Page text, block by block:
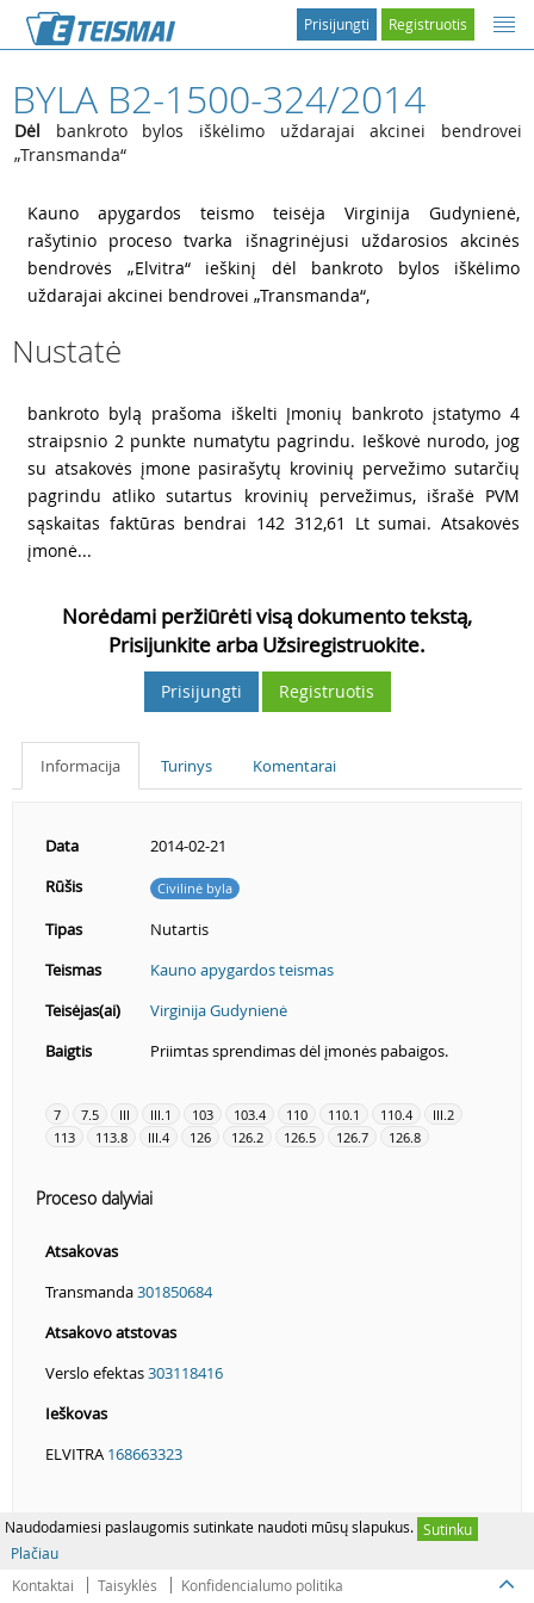
Naudodamiesi paslaugomis sutinkate naudoti mūsų slapukus. Sutinku
Plačiau
Registruotis
Prisijungti
BYLA B2-1500-324/2014
Dėl bankroto bylos iškėlimo uždarajai akcinei bendrovei
„Transmanda“
Kauno apygardos teismo teisėja Virginija Gudynienė,
rašytinio proceso tvarka išnagrinėjusi uždarosios akcinės
bendrovės „Elvitra“ ieškinį dėl bankroto bylos iškėlimo
uždarajai akcinei bendrovei „Transmanda“,
Nustatė
bankroto bylą prašoma iškelti Įmonių bankroto įstatymo 4
straipsnio 2 punkte numatytu pagrindu. Ieškovė nurodo, jog
su atsakovės įmone pasirašytų krovinių pervežimo sutarčių
pagrindu atliko sutartus krovinių pervežimus, išrašė PVM
sąskaitas faktūras bendrai 142 312,61 Lt sumai. Atsakovės
įmonė...
Norėdami peržiūrėti visą dokumento tekstą,
Prisijunkite arba Užsiregistruokite.
Prisijungti Registruotis
Informacija Turinys Komentarai
Data
2014-02-21
Rūšis
Civilinė byla
Tipas
Nutartis
Teismas
Kauno apygardos teismas
Teisėjas(ai)
Virginija Gudynienė
Baigtis
Priimtas sprendimas dėl įmonės pabaigos.
7 7.5 III III.1 103 103.4 110 110.1 110.4
III.2
113
113.8 III.4 126 126.2 126.5 126.7 126.8
Proceso dalyviai
Atsakovas
Transmanda301850684
Atsakovo atstovas
Verslo efektas303118416
Ieškovas
ELVITRA 168663323
Kontaktai Taisyklės Konfidencialumo politika